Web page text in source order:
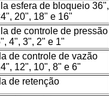
esfera de bloqueio 36",
20", 18" e 16"
de controle de pressão
4", 3", 2" e 1"
de controle de vazão
12", 10", 8" e 6"
de retenção